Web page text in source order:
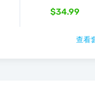
$34.99
查看